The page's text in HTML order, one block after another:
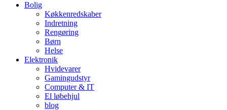
Bolig
Køkkenredskaber
Indretning
Rengøring
Børn
Helse
Elektronik
Hvidevarer
Gamingudstyr
Computer & IT
El løbehjul
blog